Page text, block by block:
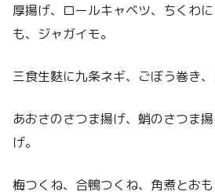
厚揚げ、ロールキャベツ、ちくわ
も、ジャガイモ。
三食生麩に九条ネギ、ごぼう巻き、
あおさのさつま揚げ、蛸のさつま
げ。
梅つくね、合鴨つくね、角煮とおも